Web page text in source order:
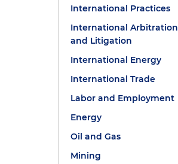
International Practices
International Arbitration
and Litigation
International Energy
International Trade
Labor and Employment
Energy
Oil and Gas
Mining